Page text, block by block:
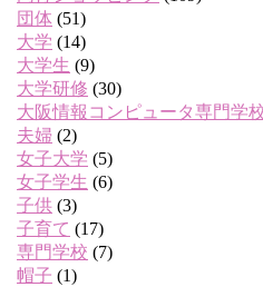
団体 (51)
大学 (14)
大学生 (9)
大学研修 (30)
大阪情報コンピュータ専門学
夫婦 (2)
女子大学 (5)
女子学生 (6)
子供 (3)
子育て (17)
専門学校 (7)
帽子 (1)